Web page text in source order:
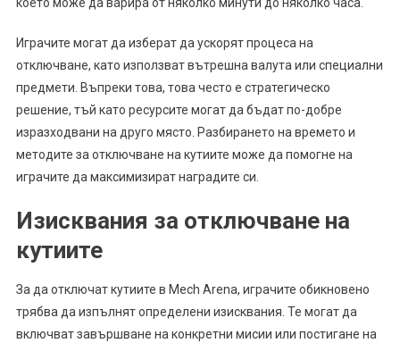
което може да варира от няколко минути до няколко часа.
Играчите могат да изберат да ускорят процеса на
отключване, като използват вътрешна валута или специални
предмети. Въпреки това, това често е стратегическо
решение, тъй като ресурсите могат да бъдат по-добре
изразходвани на друго място. Разбирането на времето и
методите за отключване на кутиите може да помогне на
играчите да максимизират наградите си.
Изисквания за отключване на
кутиите
За да отключат кутиите в Mech Arena, играчите обикновено
трябва да изпълнят определени изисквания. Те могат да
включват завършване на конкретни мисии или постигане на